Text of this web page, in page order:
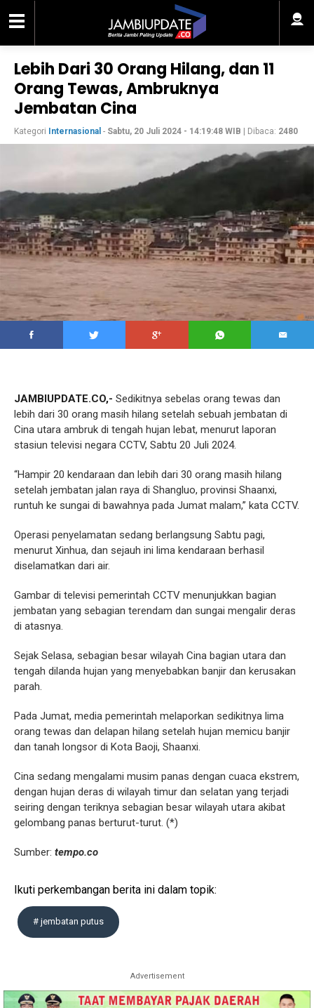
Lebih Dari 30 Orang Hilang, dan 11
Orang Tewas, Ambruknya
Jembatan Cina
Kategori Internasional - Sabtu, 20 Juli 2024 - 14:19:48 WIB | Dibaca: 2480
JAMBIUPDATE.CO,- Sedikitnya sebelas orang tewas dan
lebih dari 30 orang masih hilang setelah sebuah jembatan di
Cina utara ambruk di tengah hujan lebat, menurut laporan
stasiun televisi negara CCTV, Sabtu 20 Juli 2024.
“Hampir 20 kendaraan dan lebih dari 30 orang masih hilang
setelah jembatan jalan raya di Shangluo, provinsi Shaanxi,
runtuh ke sungai di bawahnya pada Jumat malam,” kata CCTV.
Operasi penyelamatan sedang berlangsung Sabtu pagi,
menurut Xinhua, dan sejauh ini lima kendaraan berhasil
diselamatkan dari air.
Gambar di televisi pemerintah CCTV menunjukkan bagian
jembatan yang sebagian terendam dan sungai mengalir deras
di atasnya.
Sejak Selasa, sebagian besar wilayah Cina bagian utara dan
tengah dilanda hujan yang menyebabkan banjir dan kerusakan
parah.
Pada Jumat, media pemerintah melaporkan sedikitnya lima
orang tewas dan delapan hilang setelah hujan memicu banjir
dan tanah longsor di Kota Baoji, Shaanxi.
Cina sedang mengalami musim panas dengan cuaca ekstrem,
dengan hujan deras di wilayah timur dan selatan yang terjadi
seiring dengan teriknya sebagian besar wilayah utara akibat
gelombang panas berturut-turut. (*)
Sumber: tempo.co
Ikuti perkembangan berita ini dalam topik:
# jembatan putus
Advertisement